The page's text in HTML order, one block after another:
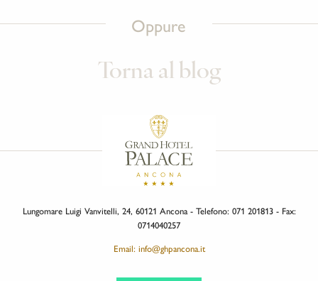
Oppure
Torna al blog
Lungomare Luigi Vanvitelli, 24, 60121 Ancona - Telefono: 071 201813 - Fax:
0714040257
Email: info@ghpancona.it